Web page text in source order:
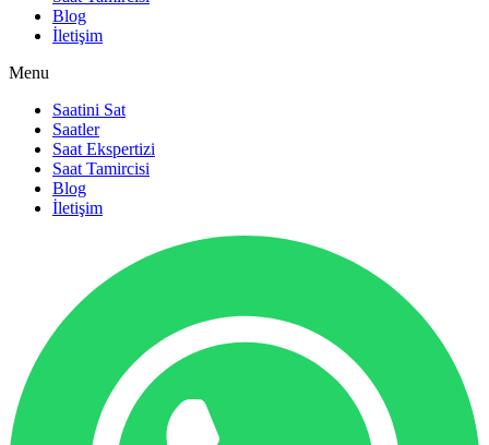
Blog
İletişim
Menu
Saatini Sat
Saatler
Saat Ekspertizi
Saat Tamircisi
Blog
İletişim